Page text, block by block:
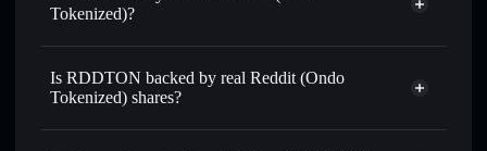
Tokenized)?
Is RDDTON backed by real Reddit (Ondo
Tokenized) shares?